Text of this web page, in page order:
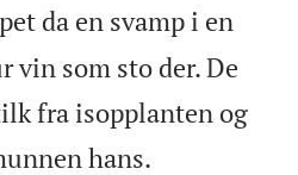
da en svamp i en
vin som sto der. De
fra isopplanten og
hans.